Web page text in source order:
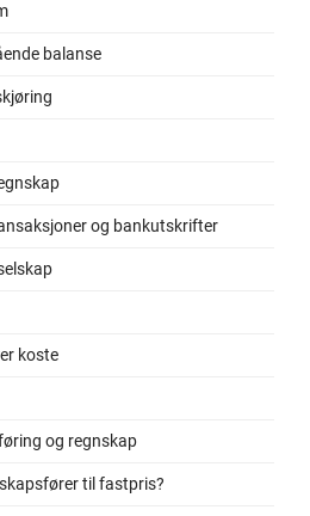
balanse
og bankutskrifter
koste
og regnskap
til fastpris?